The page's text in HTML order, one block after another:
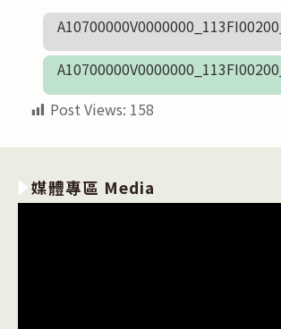
Post Views: 158
媒體專區 Media